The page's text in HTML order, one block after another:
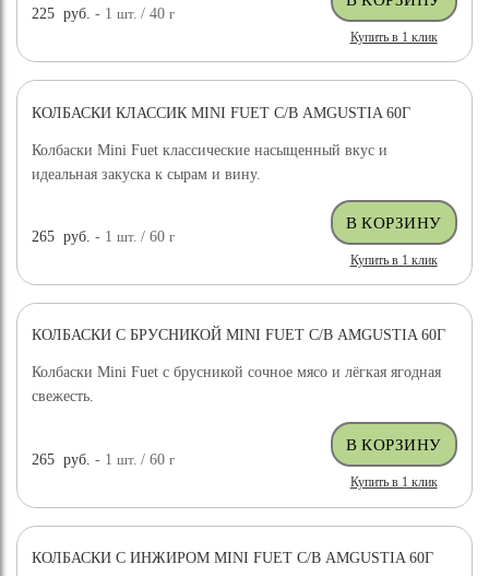
225 руб. - 1шт. / 40г
Купить в 1 клик
КОЛБАСКИ КЛАССИК MINI FUET С/В AMGUSTIA 60Г
Колбаски Mini Fuet классические насыщенный вкус и
идеальная закуска к сырам и вину.
265 руб. - 1шт. / 60г
Купить в 1 клик
КОЛБАСКИ С БРУСНИКОЙ MINI FUET С/В AMGUSTIA 60Г
Колбаски Mini Fuet с брусникой сочное мясо и лёгкая ягодная
свежесть.
265 руб. - 1шт. / 60г
Купить в 1 клик
КОЛБАСКИ С ИНЖИРОМ MINI FUET С/В AMGUSTIA 60Г